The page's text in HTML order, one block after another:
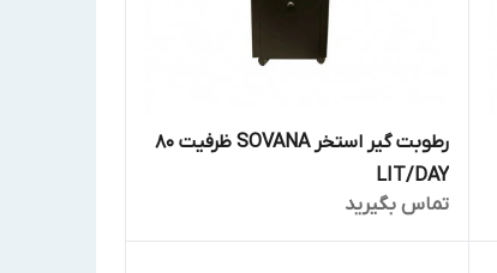
رطوبت گیر استخر SOVANA ظرفیت 80
LIT/DAY
تماس بگیرید